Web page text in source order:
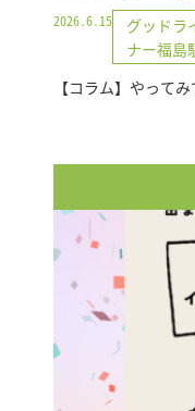
2026.6.15
グッドラ
ナー福島
【コラム】やって